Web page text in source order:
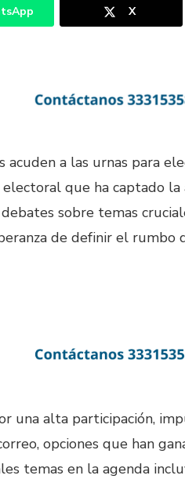
X
acuden a las urnas para
que ha captado la
sobre temas
de definir el rumbo
una alta participación,
opciones que han
temas en la agenda